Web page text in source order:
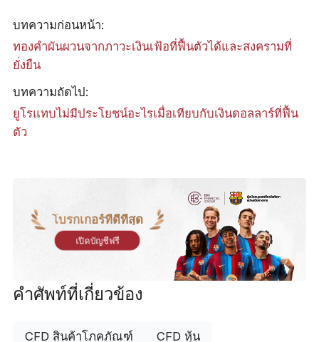
บทความก่อนหน้า:
ทองคำผันผวนจากภาวะเงินเฟ้อที่ฟื้นตัวได้และสงครามที่
ยั่งยืน
บทความถัดไป:
ยูโรแทบไม่มีประโยชน์อะไรเมื่อเทียบกับเงินดอลลาร์ที่ฟื้น
ตัว
โบรกเกอร์ที่ดีที่สุด
เปิดบัญชีฟรี
คำศัพท์ที่เกี่ยวข้อง
CFD สินค้าโภคภัณฑ์ CFD หุ้น